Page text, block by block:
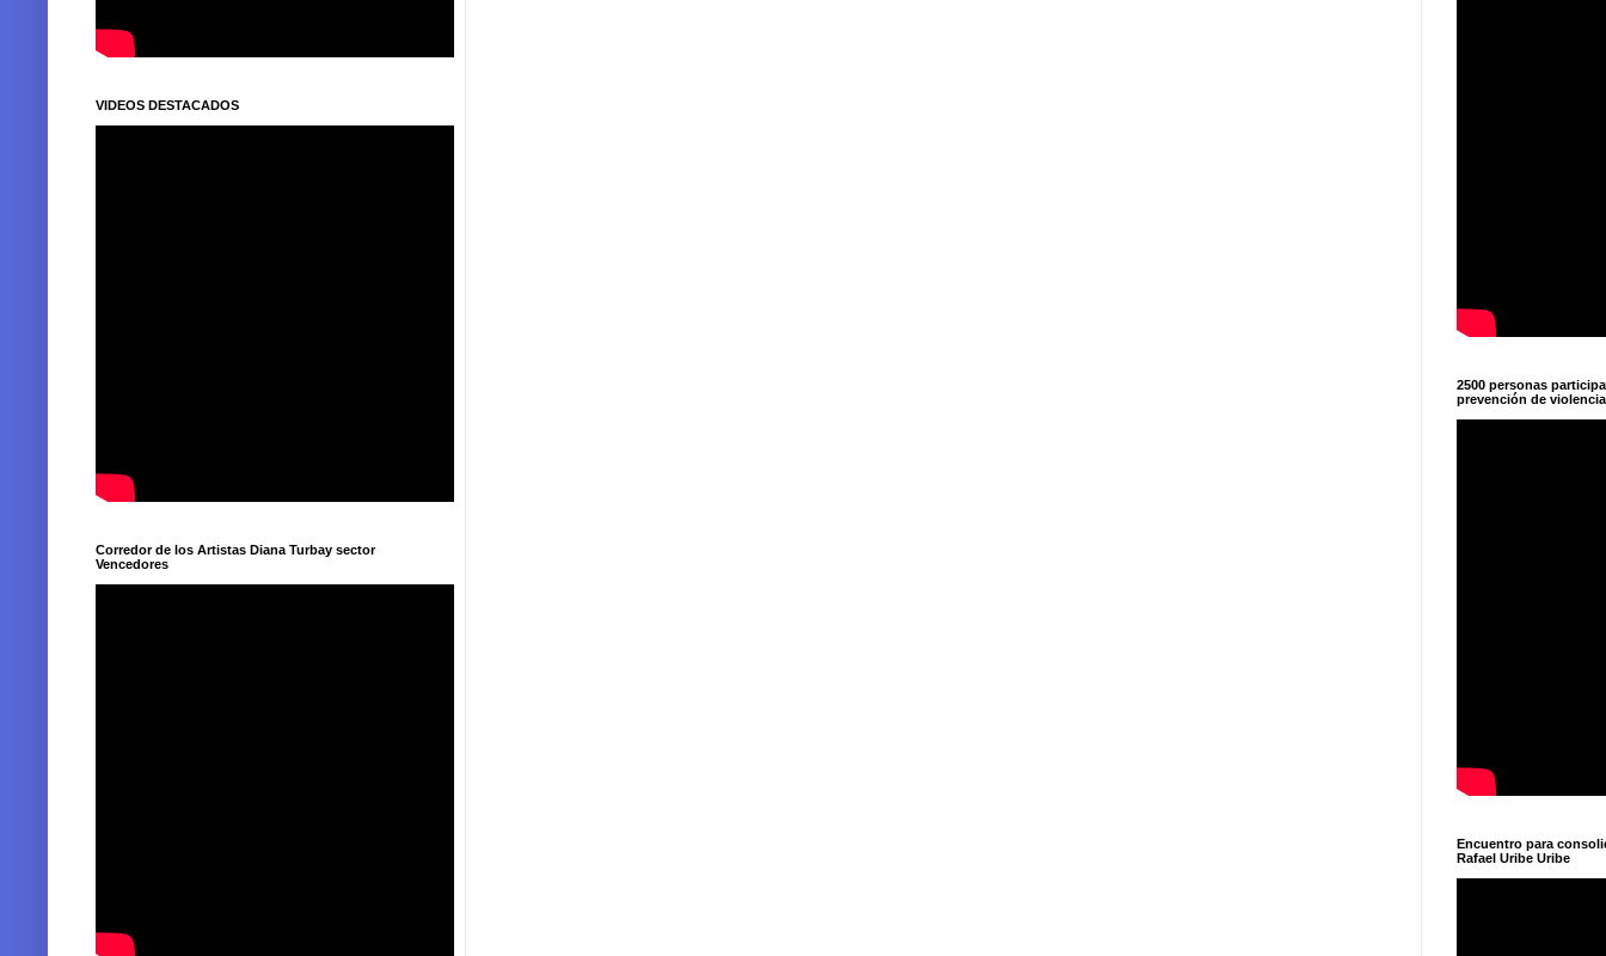
VIDEOS DESTACADOS
Corredor de los Artistas Diana Turbay sector
Vencedores
2500 personas
prevención de
Encuentro para
Rafael Uribe Uribe